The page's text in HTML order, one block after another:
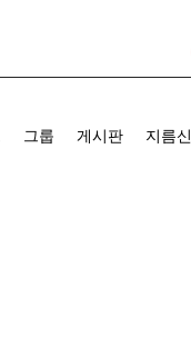
그룹 게시판 지름신